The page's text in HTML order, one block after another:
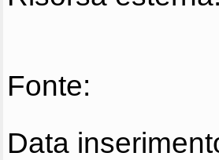
Fonte:
Data